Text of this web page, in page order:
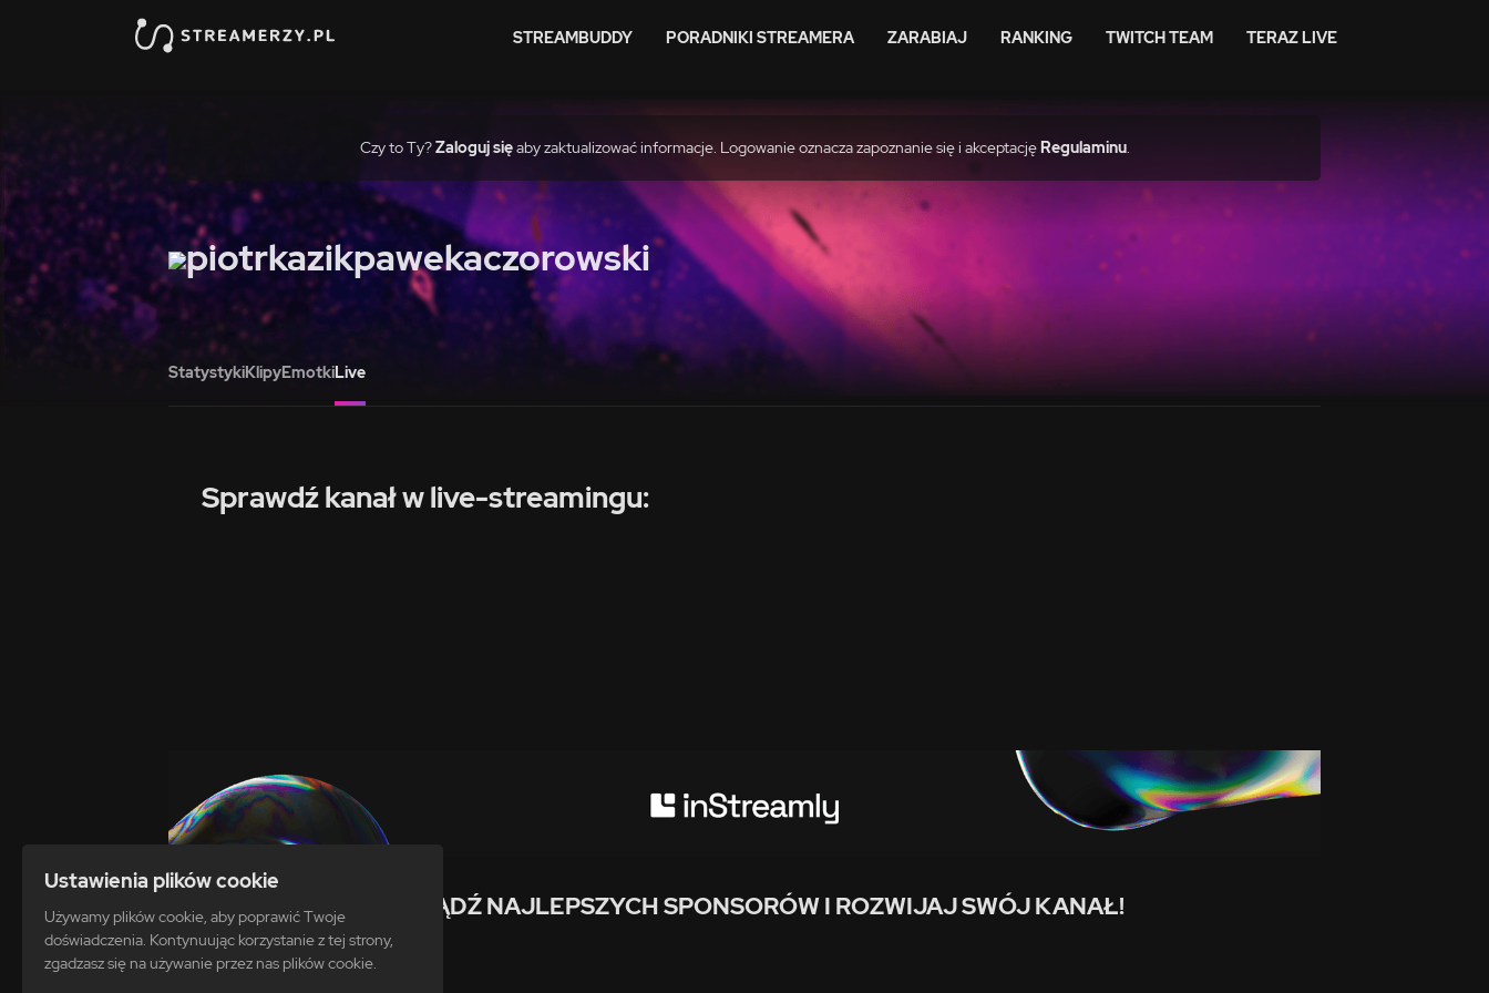
STREAMBUDDY PORADNIKI STREAMERA ZARABIAJ RANKING TWITCH TEAM TERAZ LIVE
Czy to Ty?Zaloguj sięaby zaktualizować informacje. Logowanie oznacza zapoznanie się i akceptacjęRegulaminu.
piotrkazikpawekaczorowski
StatystykiKlipyEmotkiLive
Sprawdź kanał w live-streamingu:
ZDOBĄDŹ NAJLEPSZYCH SPONSORÓW I ROZWIJAJ SWÓJ KANAŁ!
Ustawienia plików cookie
Używamy plików cookie, aby poprawić Twoje
doświadczenia. Kontynuując korzystanie z tej strony,
zgadzasz się na używanie przez nas plików cookie.